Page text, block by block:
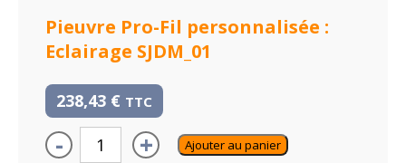
Pieuvre Pro-Fil personnalisée :
Eclairage SJDM_01
238,43 € TTC
- + Ajouter au panier